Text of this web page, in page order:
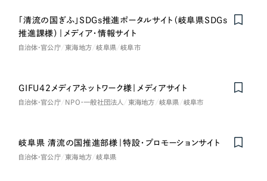
「清流の国ぎふ」SDGs推進ポータルサイト（岐阜県SDGs
推進課様）｜メディア・情報サイト
自治体・官公庁 東海地方 岐阜県 岐阜市
GIFU42メディアネットワーク様｜メディアサイト
自治体・官公庁 NPO・一般社団法人 東海地方 岐阜県 岐阜市
岐阜県 清流の国推進部様｜特設・プロモーションサイト
自治体・官公庁 東海地方 岐阜県